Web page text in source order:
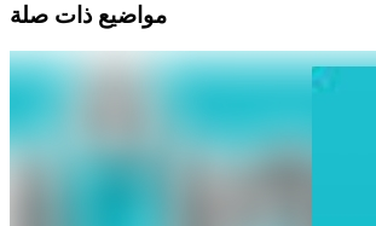
مواضيع ذات صلة